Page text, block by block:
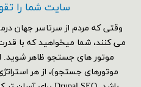
سایت شما را
وقتی که مردم از سرتاسر جهان
می کنند، شما میخواهید که با
موتورهای جستجو)، از هر